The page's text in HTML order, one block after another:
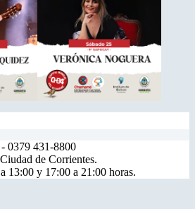
0379 431-8800
de Corrientes.
13:00 y 17:00 a 21:00 horas.